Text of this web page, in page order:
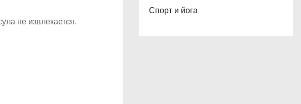
не извлекается.
Спорт и йога